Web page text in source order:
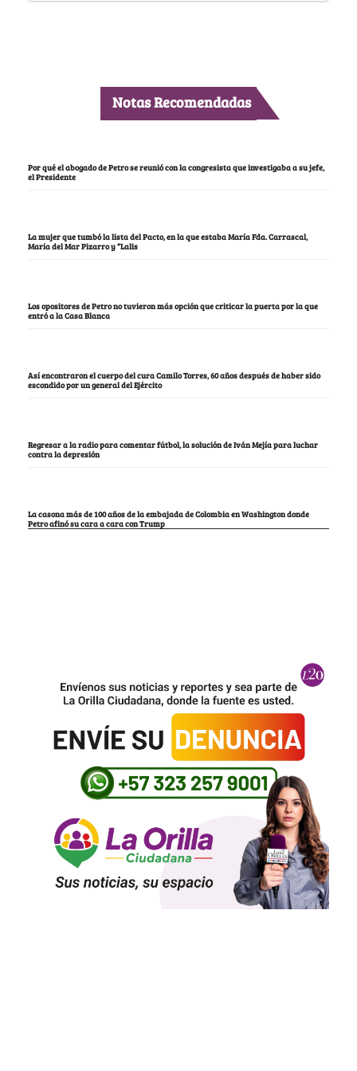
Notas Recomendadas
Por qué el abogado de Petro se reunió con la congresista que investigaba a su jefe,
el Presidente
La mujer que tumbó la lista del Pacto, en la que estaba María Fda. Carrascal,
María del Mar Pizarro y “Lalis
Los opositores de Petro no tuvieron más opción que criticar la puerta por la que
entró a la Casa Blanca
Así encontraron el cuerpo del cura Camilo Torres, 60 años después de haber sido
escondido por un general del Ejército
Regresar a la radio para comentar fútbol, la solución de Iván Mejía para luchar
contra la depresión
La casona más de 100 años de la embajada de Colombia en Washington donde
Petro afinó su cara a cara con Trump